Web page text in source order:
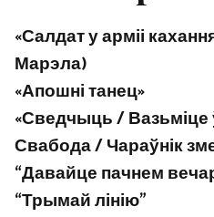
«Салдат у арміі
Марэла)
«Апошні танец»
«Сведчыць / Вазьміце
Свабода / Чараўнік
“Давайце пачнем
“Трымай лінію”